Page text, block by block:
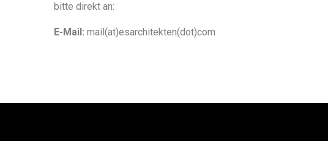
bitte direkt an:
E-Mail: mail(at)esarchitekten(dot)com